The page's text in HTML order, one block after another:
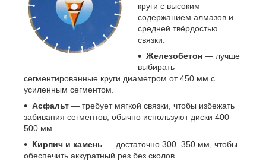
круги с высоким
содержанием алмазов и
средней твёрдостью
связки.
Железобетон— лучше
выбирать
сегментированные круги диаметром от 450 мм с
усиленным сегментом.
Асфальт — требует мягкой связки, чтобы избежать
забивания сегментов; обычно используют диски 400–
500 мм.
Кирпич и камень — достаточно 300–350 мм, чтобы
обеспечить аккуратный рез без сколов.